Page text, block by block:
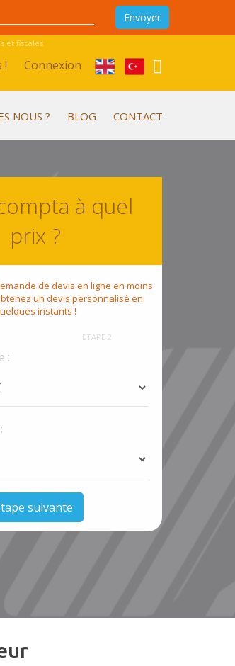
et fiscales
! Connexion
NOUS ? BLOG CONTACT
à quel
prix ?
de devis en ligne en moins
un devis personnalisé en
instants !
ETAPE 2
:
suivante